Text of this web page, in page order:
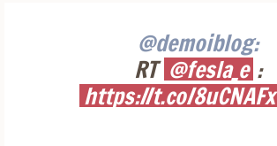
@demoiblog:
RT @fesla_e :
https://t.co/